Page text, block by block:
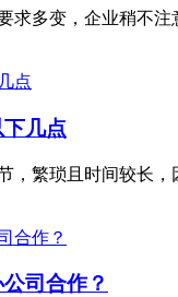
求多变，企业稍不
几点
，繁琐且时间较长
司合作？